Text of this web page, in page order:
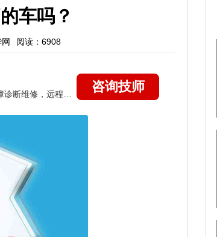
车吗？
阅读：6908
咨询技师